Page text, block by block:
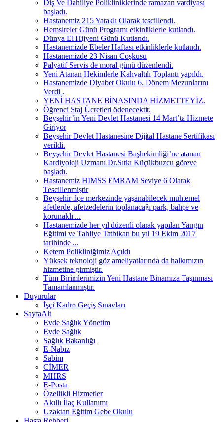
Diş Ve Dahiliye Polikliniklerinde ramazan vardiyası
başladı.
Hastanemiz 215 Yataklı Olarak tescillendi.
Hemsireler Günü Programı etkinliklerle kutlandı.
Dünya El Hijyeni Günü Kutlandı.
Hastanemizde Ebeler Haftası etkinliklerle kutlandı.
Hastanemizde 23 Nisan Coşkusu
Palyatif Servis de moral günü düzenlendi.
Yeni Atanan Hekimlerle Kahvaltılı Toplantı yapıldı.
Hastanemizde Diyabet Okulu 6. Dönem Mezunlarını
Verdi .
YENİ HASTANE BİNASINDA HİZMETTEYİZ.
Öğrenci Staj Ücretleri ödenecektir.
Beyşehir’in Yeni Devlet Hastanesi 14 Mart’ta Hizmete
Giriyor
Beyşehir Devlet Hastanesine Dijital Hastane Sertifikası
verildi.
Beyşehir Devlet Hastanesi Başhekimliği’ne atanan
Kardiyoloji Uzmanı Dr.Sıtkı Küçükbuzcu göreve
başladı.
Hastanemiz HIMSS EMRAM Seviye 6 Olarak
Tescillenmiştir
Beyşehir ilçe merkezinde yaşanabilecek muhtemel
afetlerde, afetzedelerin toplanacağı park, bahçe ve
korunaklı ...
Hastanemizde her yıl düzenli olarak yapılan Yangın
Eğitimi ve Tahliye Tatbikatı bu yıl 19 Ekim 2017
tarihinde ...
Ketem Polikliniğimiz Açıldı
Yüksek teknoloji göz ameliyatlarında da halkımızın
hizmetine girmiştir.
Tüm Birimlerimizin Yeni Hastane Binamıza Taşınması
Tamamlanmıştır.
Duyurular
İşçi Kadro Geçiş Sınavları
SayfaAlt
Evde Sağlık Yönetim
Evde Sağlık
Sağlık Bakanlığı
E-Nabız
Sabim
CİMER
MHRS
E-Posta
Özellikli Hizmetler
Akıllı İlaç Kullanımı
Uzaktan Eğitim Gebe Okulu
Hasta Rehberi